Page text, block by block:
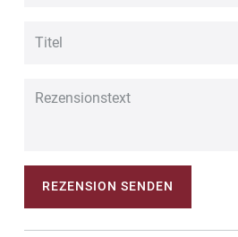
REZENSION SENDEN